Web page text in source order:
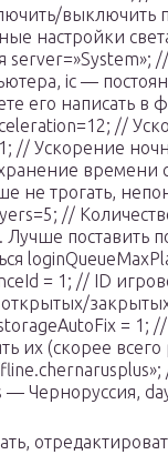
выключить
настройки
server=»System»;
ic —
его написать
//
// Ускорение
времени
не трогать,
//
Лучше поставить
= 1; // ID
=
их (скорее
— Черноруссия,